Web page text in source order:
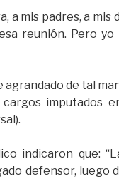
a mis padres, a mis
reunión. Pero yo
agrandado de tal
imputados
indicaron que:
defensor, luego